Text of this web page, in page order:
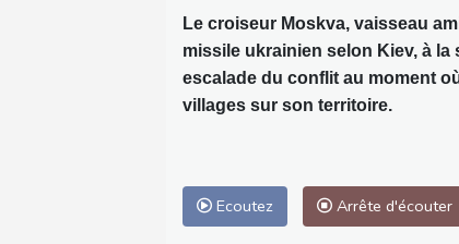
Le croiseur Moskva, vaisseau
missile ukrainien selon Kiev, à
escalade du conflit au moment
villages sur son territoire.
Ecoutez Arrête d'écouter